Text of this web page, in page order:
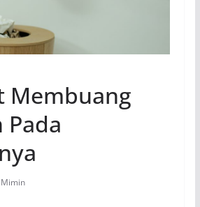
Membuang
Pada
Mimin